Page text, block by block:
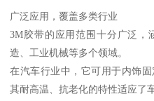
广泛应用，覆盖多类行业
3M胶带的应用范围十分广泛，
造、工业机械等多个领域。
在汽车行业中，它可用于内饰
其耐高温、抗老化的特性适应了